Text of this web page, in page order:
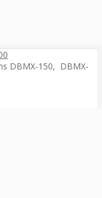
DBMX-150, DBMX-